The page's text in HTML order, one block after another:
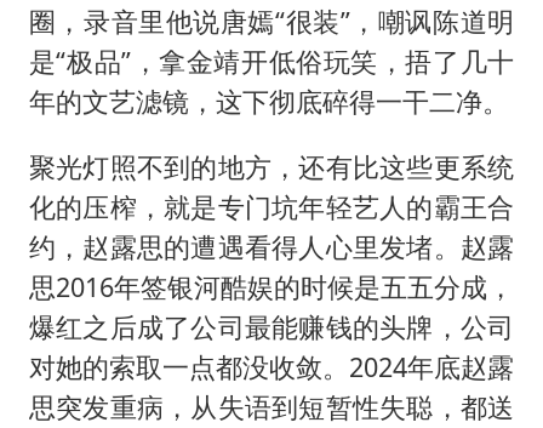
圈，录音里他说唐嫣“很装”，嘲讽陈道明
是“极品”，拿金靖开低俗玩笑，捂了几十
年的文艺滤镜，这下彻底碎得一干二净。
聚光灯照不到的地方，还有比这些更系统
化的压榨，就是专门坑年轻艺人的霸王合
约，赵露思的遭遇看得人心里发堵。赵露
思2016年签银河酷娱的时候是五五分成，
爆红之后成了公司最能赚钱的头牌，公司
对她的索取一点都没收敛。2024年底赵露
思突发重病，从失语到短暂性失聪，都送